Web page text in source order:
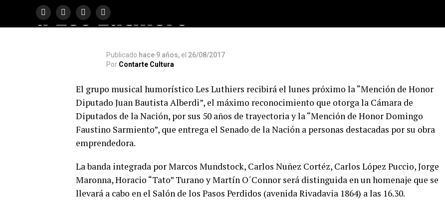
a Les Luthiers
Publicado hace 9 años, el 26/08/2017
Por Contarte Cultura
El grupo musical humorístico Les Luthiers recibirá el lunes próximo la “Mención de Honor
Diputado Juan Bautista Alberdi”, el máximo reconocimiento que otorga la Cámara de
Diputados de la Nación, por sus 50 años de trayectoria y la “Mención de Honor Domingo
Faustino Sarmiento”, que entrega el Senado de la Nación a personas destacadas por su obra
emprendedora.
La banda integrada por Marcos Mundstock, Carlos Nuñez Cortéz, Carlos López Puccio, Jorge
Maronna, Horacio “Tato” Turano y Martín O´Connor será distinguida en un homenaje que se
llevará a cabo en el Salón de los Pasos Perdidos (avenida Rivadavia 1864) a las 16.30.